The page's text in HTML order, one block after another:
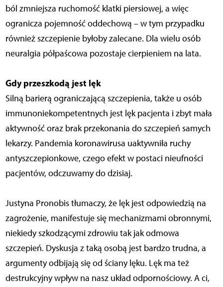
ból zmniejsza ruchomość klatki piersiowej, a więc
ogranicza pojemność oddechową – w tym przypadku
również szczepienie byłoby zalecane. Dla wielu osób
neuralgia półpaścowa pozostaje cierpieniem na lata.
Gdy przeszkodą jest lęk
Silną barierą ograniczającą szczepienia, także u osób
immunoniekompetentnych jest lęk pacjenta i zbyt mała
aktywność oraz brak przekonania do szczepień samych
lekarzy. Pandemia koronawirusa uaktywniła ruchy
antyszczepionkowe, czego efekt w postaci nieufności
pacjentów, odczuwamy do dzisiaj.
Justyna Pronobis tłumaczy, że lęk jest odpowiedzią na
zagrożenie, manifestuje się mechanizmami obronnymi,
niekiedy szkodzącymi zdrowiu tak jak odmowa
szczepień. Dyskusja z taką osobą jest bardzo trudna, a
argumenty odbijają się od ściany lęku. Lęk ma też
destrukcyjny wpływ na nasz układ odpornościowy. A ci,